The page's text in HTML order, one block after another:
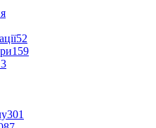
52
159
301